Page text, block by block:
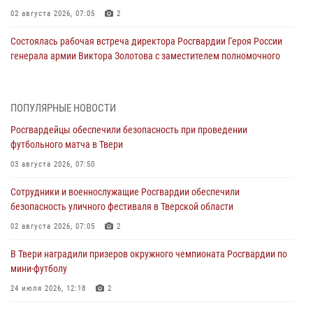
02 августа 2026, 07:05 2
Состоялась рабочая встреча директора Росгвардии Героя России
генерала армии Виктора Золотова с заместителем полномочного
31 июля 2026, 05:42 4
Росгвардейцы в Твери приняли участие в молебне, посвященном
Дню Крещения Руси
28 июля 2026, 11:30
Сотрудники вневедомственной охраны совершили 250 выездов и
пресекли 20 правонарушений за неделю в Тверской области
27 июля 2026, 08:29
В Твери наградили призеров окружного чемпионата Росгвардии по
мини-футболу
24 июля 2026, 12:18 2
ПОПУЛЯРНЫЕ НОВОСТИ
Росгвардейцы обеспечили безопасность при проведении
футбольного матча в Твери
03 августа 2026, 07:50
Сотрудники и военнослужащие Росгвардии обеспечили
безопасность уличного фестиваля в Тверской области
02 августа 2026, 07:05 2
В Твери наградили призеров окружного чемпионата Росгвардии по
мини-футболу
24 июля 2026, 12:18 2